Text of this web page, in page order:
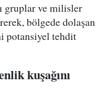
gruplar ve milisler
bölgede dolaşan
potansiyel tehdit
kuşağını